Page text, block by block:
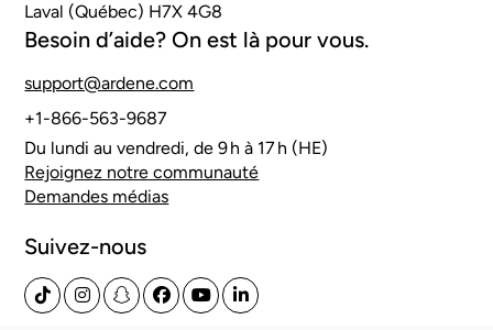
Laval (Québec) H7X 4G8
Besoin d’aide? On est là pour vous.
support@ardene.com
+1-866-563-9687
Du lundi au vendredi, de 9 h à 17 h (HE)
Rejoignez notre communauté
Demandes médias
Suivez-nous